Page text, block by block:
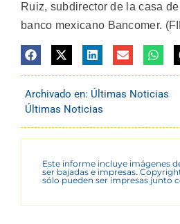
Ruiz, subdirector de la casa
banco mexicano Bancomer.
Archivado en: Últimas Noticias
Últimas Noticias
Este informe incluye imágenes
ser bajadas e impresas.
sólo pueden ser impresas junto